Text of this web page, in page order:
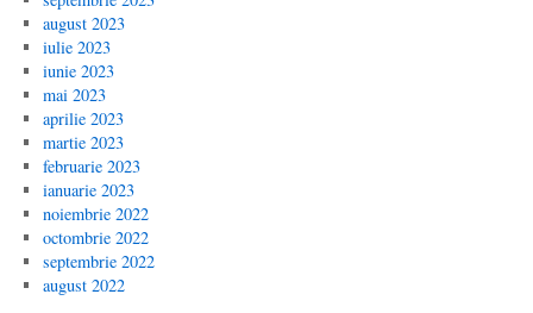
august 2023
iulie 2023
iunie 2023
mai 2023
aprilie 2023
martie 2023
februarie 2023
ianuarie 2023
noiembrie 2022
octombrie 2022
septembrie 2022
august 2022